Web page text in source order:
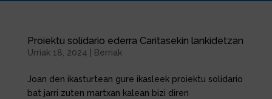
Proiektu solidario ederra Caritasekin lankidetzan
Urriak 18, 2024 Berriak
Joan den ikasturtean gure ikasleek proiektu solidario
bat jarri zuten martxan kalean bizi diren